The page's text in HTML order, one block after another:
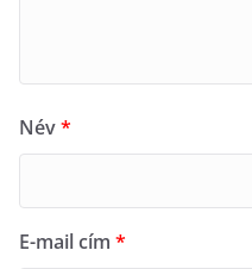
Név*
E-mail cím *